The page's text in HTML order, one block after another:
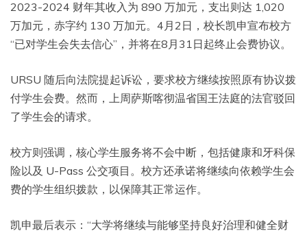
2023-2024 财年其收入为 890 万加元，支出则达 1,020
万加元，赤字约 130 万加元。4月2日，校长凯申宣布校方
“已对学生会失去信心”，并将在8月31日起终止会费协议。
URSU 随后向法院提起诉讼，要求校方继续按照原有协议拨
付学生会费。然而，上周萨斯喀彻温省国王法庭的法官驳回
了学生会的请求。
校方则强调，核心学生服务将不会中断，包括健康和牙科保
险以及 U-Pass 公交项目。校方还承诺将继续向依赖学生会
费的学生组织拨款，以保障其正常运作。
凯申最后表示：“大学将继续与能够坚持良好治理和健全财